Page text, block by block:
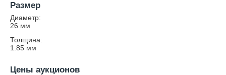
Размер
Диаметр:
26 мм
Толщина:
1.85 мм
Цены аукционов